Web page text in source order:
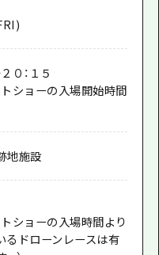
０：１５
トショーの入場開始時間
地施設
トショーの入場時間より
るドローンレースは有